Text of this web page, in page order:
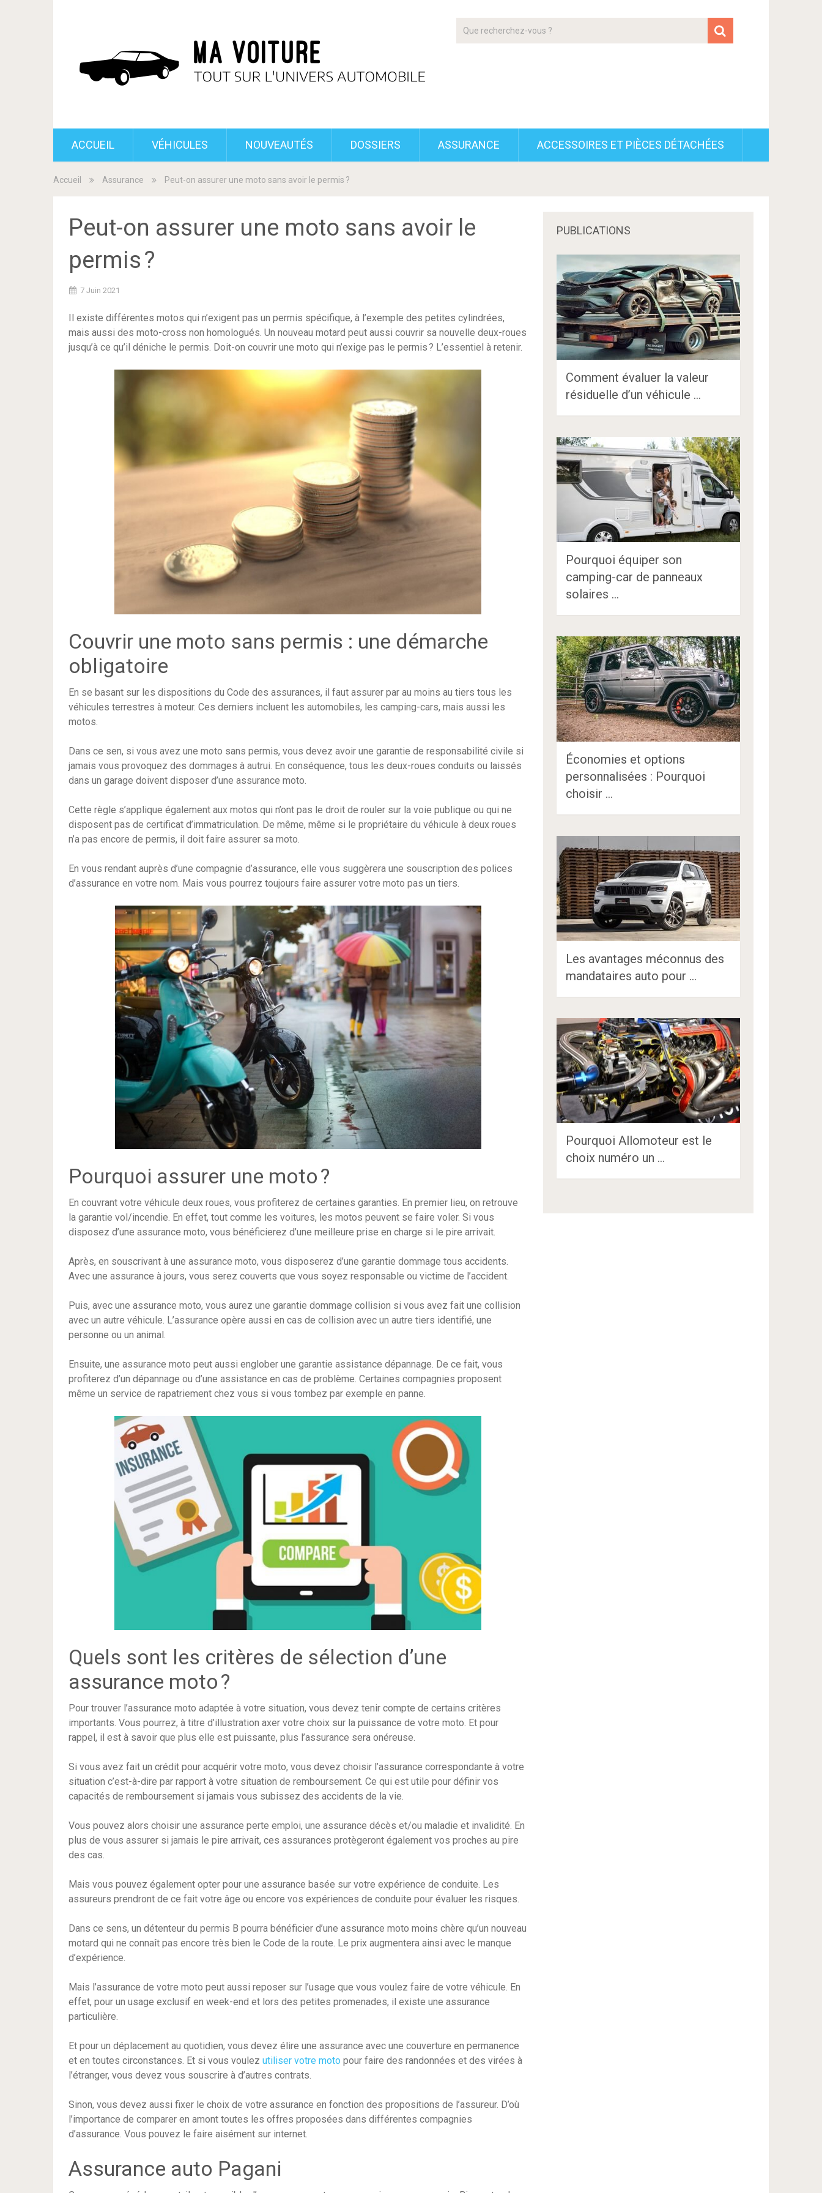
ACCUEIL VÉHICULES NOUVEAUTÉS DOSSIERS ASSURANCE ACCESSOIRES ET PIÈCES DÉTACHÉES
Accueil Assurance Peut-on assurer une moto sans avoir le permis ?
Peut-on assurer une moto sans avoir le
permis ?
7 Juin 2021
Il existe différentes motos qui n’exigent pas un permis spécifique, à l’exemple des petites cylindrées,
mais aussi des moto-cross non homologués. Un nouveau motard peut aussi couvrir sa nouvelle deux-roues
jusqu’à ce qu’il déniche le permis. Doit-on couvrir une moto qui n’exige pas le permis ? L’essentiel à retenir.
Couvrir une moto sans permis : une démarche
obligatoire
En se basant sur les dispositions du Code des assurances, il faut assurer par au moins au tiers tous les
véhicules terrestres à moteur. Ces derniers incluent les automobiles, les camping-cars, mais aussi les
motos.
Dans ce sen, si vous avez une moto sans permis, vous devez avoir une garantie de responsabilité civile si
jamais vous provoquez des dommages à autrui. En conséquence, tous les deux-roues conduits ou laissés
dans un garage doivent disposer d’une assurance moto.
Cette règle s’applique également aux motos qui n’ont pas le droit de rouler sur la voie publique ou qui ne
disposent pas de certificat d’immatriculation. De même, même si le propriétaire du véhicule à deux roues
n’a pas encore de permis, il doit faire assurer sa moto.
En vous rendant auprès d’une compagnie d’assurance, elle vous suggèrera une souscription des polices
d’assurance en votre nom. Mais vous pourrez toujours faire assurer votre moto pas un tiers.
Pourquoi assurer une moto ?
En couvrant votre véhicule deux roues, vous profiterez de certaines garanties. En premier lieu, on retrouve
la garantie vol/incendie. En effet, tout comme les voitures, les motos peuvent se faire voler. Si vous
disposez d’une assurance moto, vous bénéficierez d’une meilleure prise en charge si le pire arrivait.
Après, en souscrivant à une assurance moto, vous disposerez d’une garantie dommage tous accidents.
Avec une assurance à jours, vous serez couverts que vous soyez responsable ou victime de l’accident.
Puis, avec une assurance moto, vous aurez une garantie dommage collision si vous avez fait une collision
avec un autre véhicule. L’assurance opère aussi en cas de collision avec un autre tiers identifié, une
personne ou un animal.
Ensuite, une assurance moto peut aussi englober une garantie assistance dépannage. De ce fait, vous
profiterez d’un dépannage ou d’une assistance en cas de problème. Certaines compagnies proposent
même un service de rapatriement chez vous si vous tombez par exemple en panne.
Quels sont les critères de sélection d’une
assurance moto ?
Pour trouver l’assurance moto adaptée à votre situation, vous devez tenir compte de certains critères
importants. Vous pourrez, à titre d’illustration axer votre choix sur la puissance de votre moto. Et pour
rappel, il est à savoir que plus elle est puissante, plus l’assurance sera onéreuse.
Si vous avez fait un crédit pour acquérir votre moto, vous devez choisir l’assurance correspondante à votre
situation c’est-à-dire par rapport à votre situation de remboursement. Ce qui est utile pour définir vos
capacités de remboursement si jamais vous subissez des accidents de la vie.
Vous pouvez alors choisir une assurance perte emploi, une assurance décès et/ou maladie et invalidité. En
plus de vous assurer si jamais le pire arrivait, ces assurances protègeront également vos proches au pire
des cas.
Mais vous pouvez également opter pour une assurance basée sur votre expérience de conduite. Les
assureurs prendront de ce fait votre âge ou encore vos expériences de conduite pour évaluer les risques.
Dans ce sens, un détenteur du permis B pourra bénéficier d’une assurance moto moins chère qu’un nouveau
motard qui ne connaît pas encore très bien le Code de la route. Le prix augmentera ainsi avec le manque
d’expérience.
Mais l’assurance de votre moto peut aussi reposer sur l’usage que vous voulez faire de votre véhicule. En
effet, pour un usage exclusif en week-end et lors des petites promenades, il existe une assurance
particulière.
Et pour un déplacement au quotidien, vous devez élire une assurance avec une couverture en permanence
et en toutes circonstances. Et si vous voulez utiliser votre moto pour faire des randonnées et des virées à
l’étranger, vous devez vous souscrire à d’autres contrats.
Sinon, vous devez aussi fixer le choix de votre assurance en fonction des propositions de l’assureur. D’où
l’importance de comparer en amont toutes les offres proposées dans différentes compagnies
d’assurance. Vous pouvez le faire aisément sur internet.
Assurance auto Pagani
PUBLICATIONS
Comment évaluer la valeur
résiduelle d’un véhicule …
Pourquoi équiper son
camping-car de panneaux
solaires …
Économies et options
personnalisées : Pourquoi
choisir …
Les avantages méconnus des
mandataires auto pour …
Pourquoi Allomoteur est le
choix numéro un …